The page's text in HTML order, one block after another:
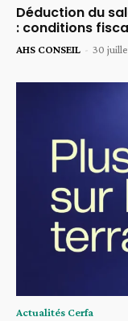
Déduction du
: conditions
AHS CONSEIL - 30
Actualités Cerfa